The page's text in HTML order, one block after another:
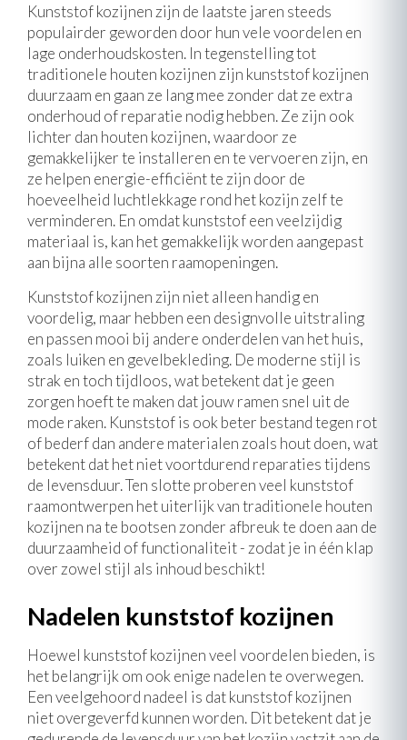
Kunststof kozijnen zijn de laatste jaren steeds
populairder geworden door hun vele voordelen en
lage onderhoudskosten. In tegenstelling tot
traditionele houten kozijnen zijn kunststof kozijnen
duurzaam en gaan ze lang mee zonder dat ze extra
onderhoud of reparatie nodig hebben. Ze zijn ook
lichter dan houten kozijnen, waardoor ze
gemakkelijker te installeren en te vervoeren zijn, en
ze helpen energie-efficiënt te zijn door de
hoeveelheid luchtlekkage rond het kozijn zelf te
verminderen. En omdat kunststof een veelzijdig
materiaal is, kan het gemakkelijk worden aangepast
aan bijna alle soorten raamopeningen.
Kunststof kozijnen zijn niet alleen handig en
voordelig, maar hebben een designvolle uitstraling
en passen mooi bij andere onderdelen van het huis,
zoals luiken en gevelbekleding. De moderne stijl is
strak en toch tijdloos, wat betekent dat je geen
zorgen hoeft te maken dat jouw ramen snel uit de
mode raken. Kunststof is ook beter bestand tegen rot
of bederf dan andere materialen zoals hout doen, wat
betekent dat het niet voortdurend reparaties tijdens
de levensduur. Ten slotte proberen veel kunststof
raamontwerpen het uiterlijk van traditionele houten
kozijnen na te bootsen zonder afbreuk te doen aan de
duurzaamheid of functionaliteit - zodat je in één klap
over zowel stijl als inhoud beschikt!
Nadelen kunststof kozijnen
Hoewel kunststof kozijnen veel voordelen bieden, is
het belangrijk om ook enige nadelen te overwegen.
Een veelgehoord nadeel is dat kunststof kozijnen
niet overgeverfd kunnen worden. Dit betekent dat je